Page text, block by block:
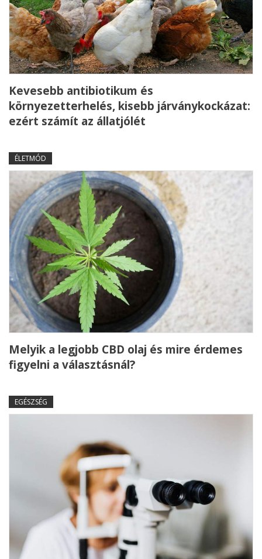
Kevesebb antibiotikum és
környezetterhelés, kisebb járványkockázat:
ezért számít az állatjólét
ÉLETMÓD
Melyik a legjobb CBD olaj és mire érdemes
figyelni a választásnál?
EGÉSZSÉG